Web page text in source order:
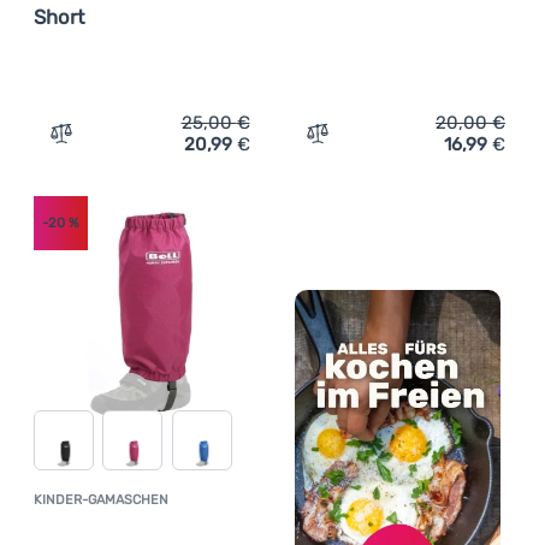
Short
Zum Vergleich 'Gamaschen Tatonka Gaiter 420 HD
25,00€
20,99 € Zum Vergleich 'Kinder-
20,00€
16,99 €
KINDER-GAMASCHENKundenbewertung
-20 %